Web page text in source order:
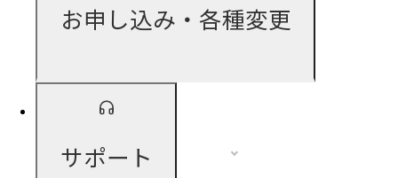
お申し込み・各種変更
サポート